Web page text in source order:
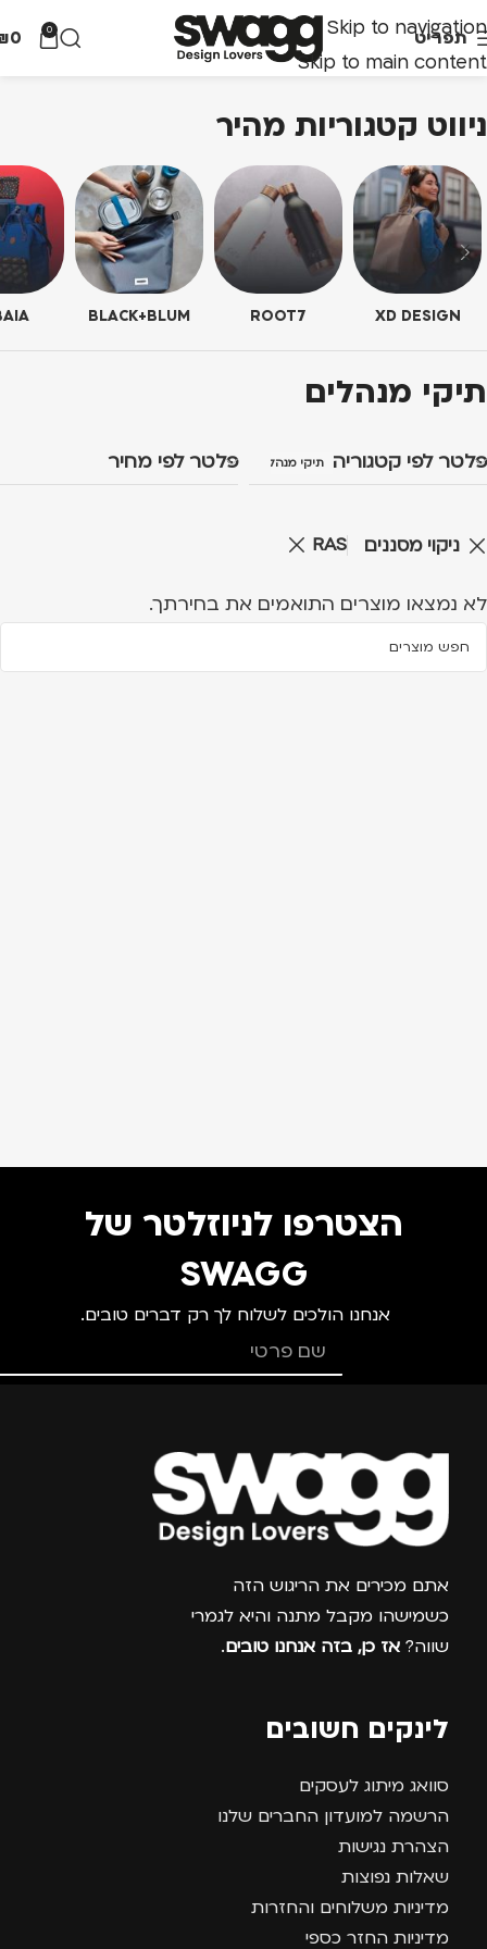
Skip to navigation
Skip to main content
תפריט 0
0
ניווט קטגוריות מהיר
XD DESIGN
ROOT7
BLACK+BLUM
תיקי מנהלים
פלטר לפי קטגוריה תיקי מנהלים פלטר לפי מחיר
ניקוי מסננים RAS
לא נמצאו מוצרים התואמים את בחירתך.
הצטרפו לניוזלטר של
SWAGG
אנחנו הולכים לשלוח לך רק דברים טובים.
צרפו אותי למועדון
אתם מכירים את הריגוש הזה
כשמישהו מקבל מתנה והיא לגמרי
שווה? אז כן, בזה אנחנו טובים.
לינקים חשובים
סוואג מיתוג לעסקים
הרשמה למועדון החברים שלנו
הצהרת נגישות
שאלות נפוצות
מדיניות משלוחים והחזרות
מדיניות החזר כספי